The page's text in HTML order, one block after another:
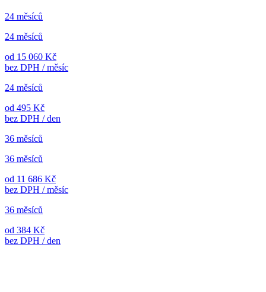
24 měsíců
24 měsíců
od 15 060 Kč
bez DPH / měsíc
24 měsíců
od 495 Kč
bez DPH / den
36 měsíců
36 měsíců
od 11 686 Kč
bez DPH / měsíc
36 měsíců
od 384 Kč
bez DPH / den